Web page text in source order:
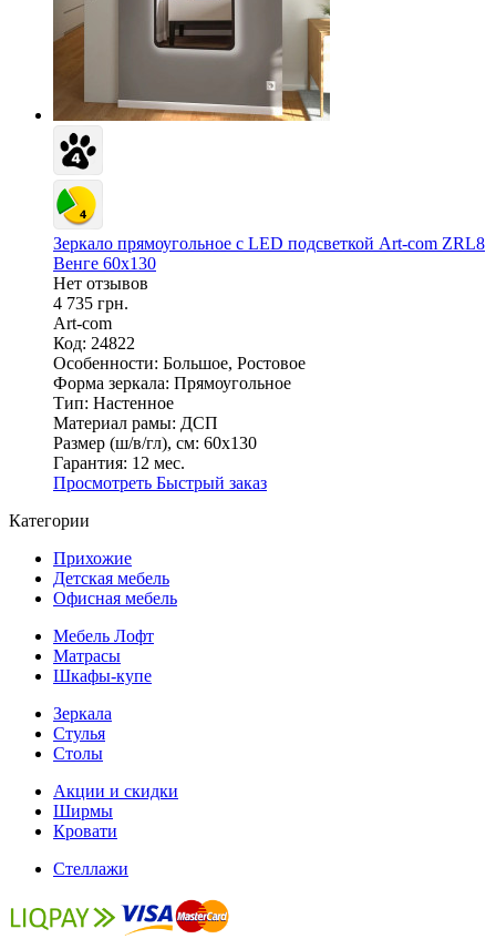
Зеркало прямоугольное c LED подсветкой Art-com ZRL8
Венге 60х130
Нет отзывов
4 735 грн.
Art-com
Код: 24822
Особенности: Большое, Ростовое
Форма зеркала: Прямоугольное
Тип: Настенное
Материал рамы: ДСП
Размер (ш/в/гл), см: 60х130
Гарантия: 12 мес.
Просмотреть Быстрый заказ
Категории
Прихожие
Детская мебель
Офисная мебель
Мебель Лофт
Матрасы
Шкафы-купе
Зеркала
Стулья
Столы
Акции и скидки
Ширмы
Кровати
Стеллажи